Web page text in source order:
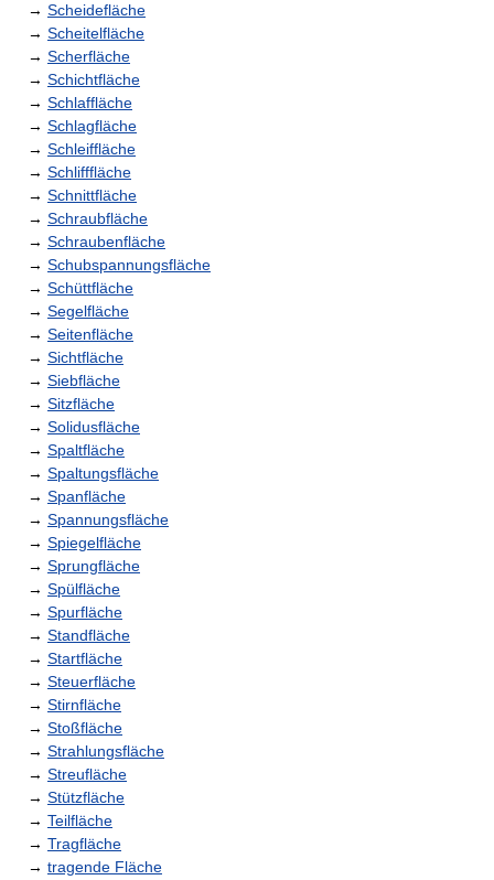
→ Scheidefläche
→ Scheitelfläche
→ Scherfläche
→ Schichtfläche
→ Schlaffläche
→ Schlagfläche
→ Schleiffläche
→ Schlifffläche
→ Schnittfläche
→ Schraubfläche
→ Schraubenfläche
→ Schubspannungsfläche
→ Schüttfläche
→ Segelfläche
→ Seitenfläche
→ Sichtfläche
→ Siebfläche
→ Sitzfläche
→ Solidusfläche
→ Spaltfläche
→ Spaltungsfläche
→ Spanfläche
→ Spannungsfläche
→ Spiegelfläche
→ Sprungfläche
→ Spülfläche
→ Spurfläche
→ Standfläche
→ Startfläche
→ Steuerfläche
→ Stirnfläche
→ Stoßfläche
→ Strahlungsfläche
→ Streufläche
→ Stützfläche
→ Teilfläche
→ Tragfläche
→ tragende Fläche